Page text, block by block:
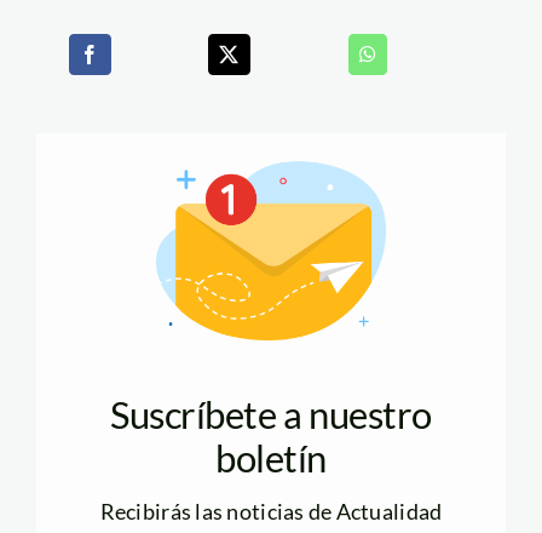
Suscríbete a nuestro
boletín
Recibirás las noticias de Actualidad